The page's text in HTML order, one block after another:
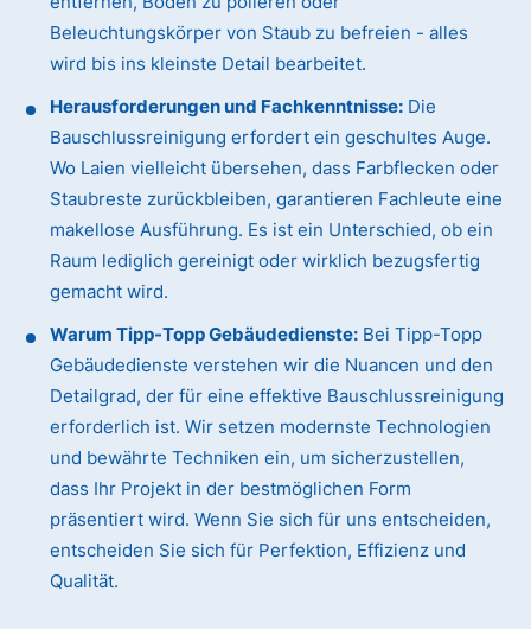
Beleuchtungskörper von Staub zu befreien - alles
wird bis ins kleinste Detail bearbeitet.
Herausforderungen und Fachkenntnisse: Die
Bauschlussreinigung erfordert ein geschultes Auge.
Wo Laien vielleicht übersehen, dass Farbflecken oder
Staubreste zurückbleiben, garantieren Fachleute eine
makellose Ausführung. Es ist ein Unterschied, ob ein
Raum lediglich gereinigt oder wirklich bezugsfertig
gemacht wird.
Warum Tipp-Topp Gebäudedienste: Bei Tipp-Topp
Gebäudedienste verstehen wir die Nuancen und den
Detailgrad, der für eine effektive Bauschlussreinigung
erforderlich ist. Wir setzen modernste Technologien
und bewährte Techniken ein, um sicherzustellen,
dass Ihr Projekt in der bestmöglichen Form
präsentiert wird. Wenn Sie sich für uns entscheiden,
entscheiden Sie sich für Perfektion, Effizienz und
Qualität.